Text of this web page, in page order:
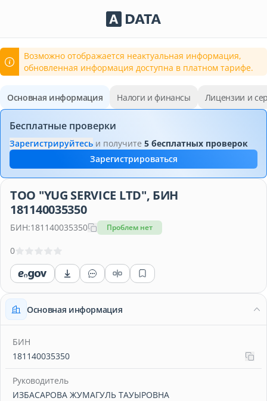
Сервисы Adata.kz
Возможно отображается неактуальная информация,
обновленная информация доступна в платном тарифе.
Основная информация Налоги и финансы Лицензии и
Бесплатные проверки
Зарегистрируйтесь и получите 5 бесплатных проверок
Зарегистрироваться
ТОО "YUG SERVICE LTD", БИН
181140035350
БИН:181140035350 Проблем нет
0
Основная информация
БИН
181140035350
Руководитель
ИЗБАСАРОВА ЖУМАГУЛЬ ТАУЫРОВНА